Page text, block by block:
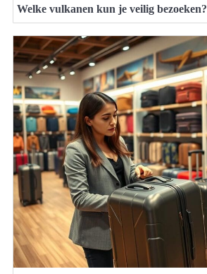
Welke vulkanen kun je veilig bezoeken?